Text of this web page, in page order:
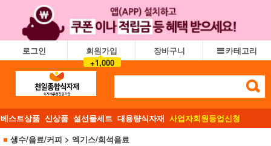
로그인
회원가입
+1,000
장바구니 카테고리
베스트상품 신상품 설선물세트 대용량식자재 사업자회원등업신청
■ 생수/음료/커피 > 엑기스/희석음료